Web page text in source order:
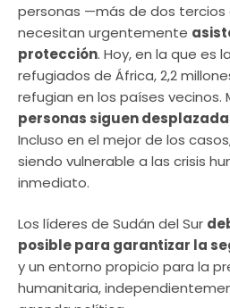
personas —más de dos
necesitan urgentemente
protección. Hoy, en la que es
refugiados de África, 2,2
refugian en los países vecinos.
personas siguen
Incluso en el mejor de los
siendo vulnerable a las crisis
inmediato.
Los líderes de Sudán del Sur
posible para garantizar la
y un entorno propicio para la
humanitaria,